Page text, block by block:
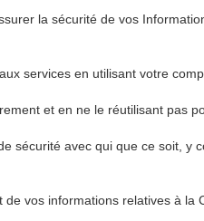
la sécurité de vos
services en utilisant votre
et en ne le réutilisant pas
sécurité avec qui que ce soit,
vos informations relatives à la